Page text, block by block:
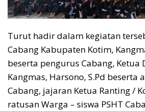
Turut hadir dalam kegiatan
Cabang Kabupaten Kotim,
beserta pengurus Cabang, Ketua
Kangmas, Harsono, S.Pd beserta
Cabang, jajaran Ketua Ranting /
ratusan Warga – siswa PSHT